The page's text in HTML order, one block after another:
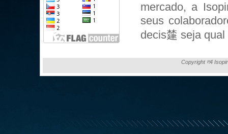
mercado, a
seus
decis㯬 seja
Copyright ⰱ4